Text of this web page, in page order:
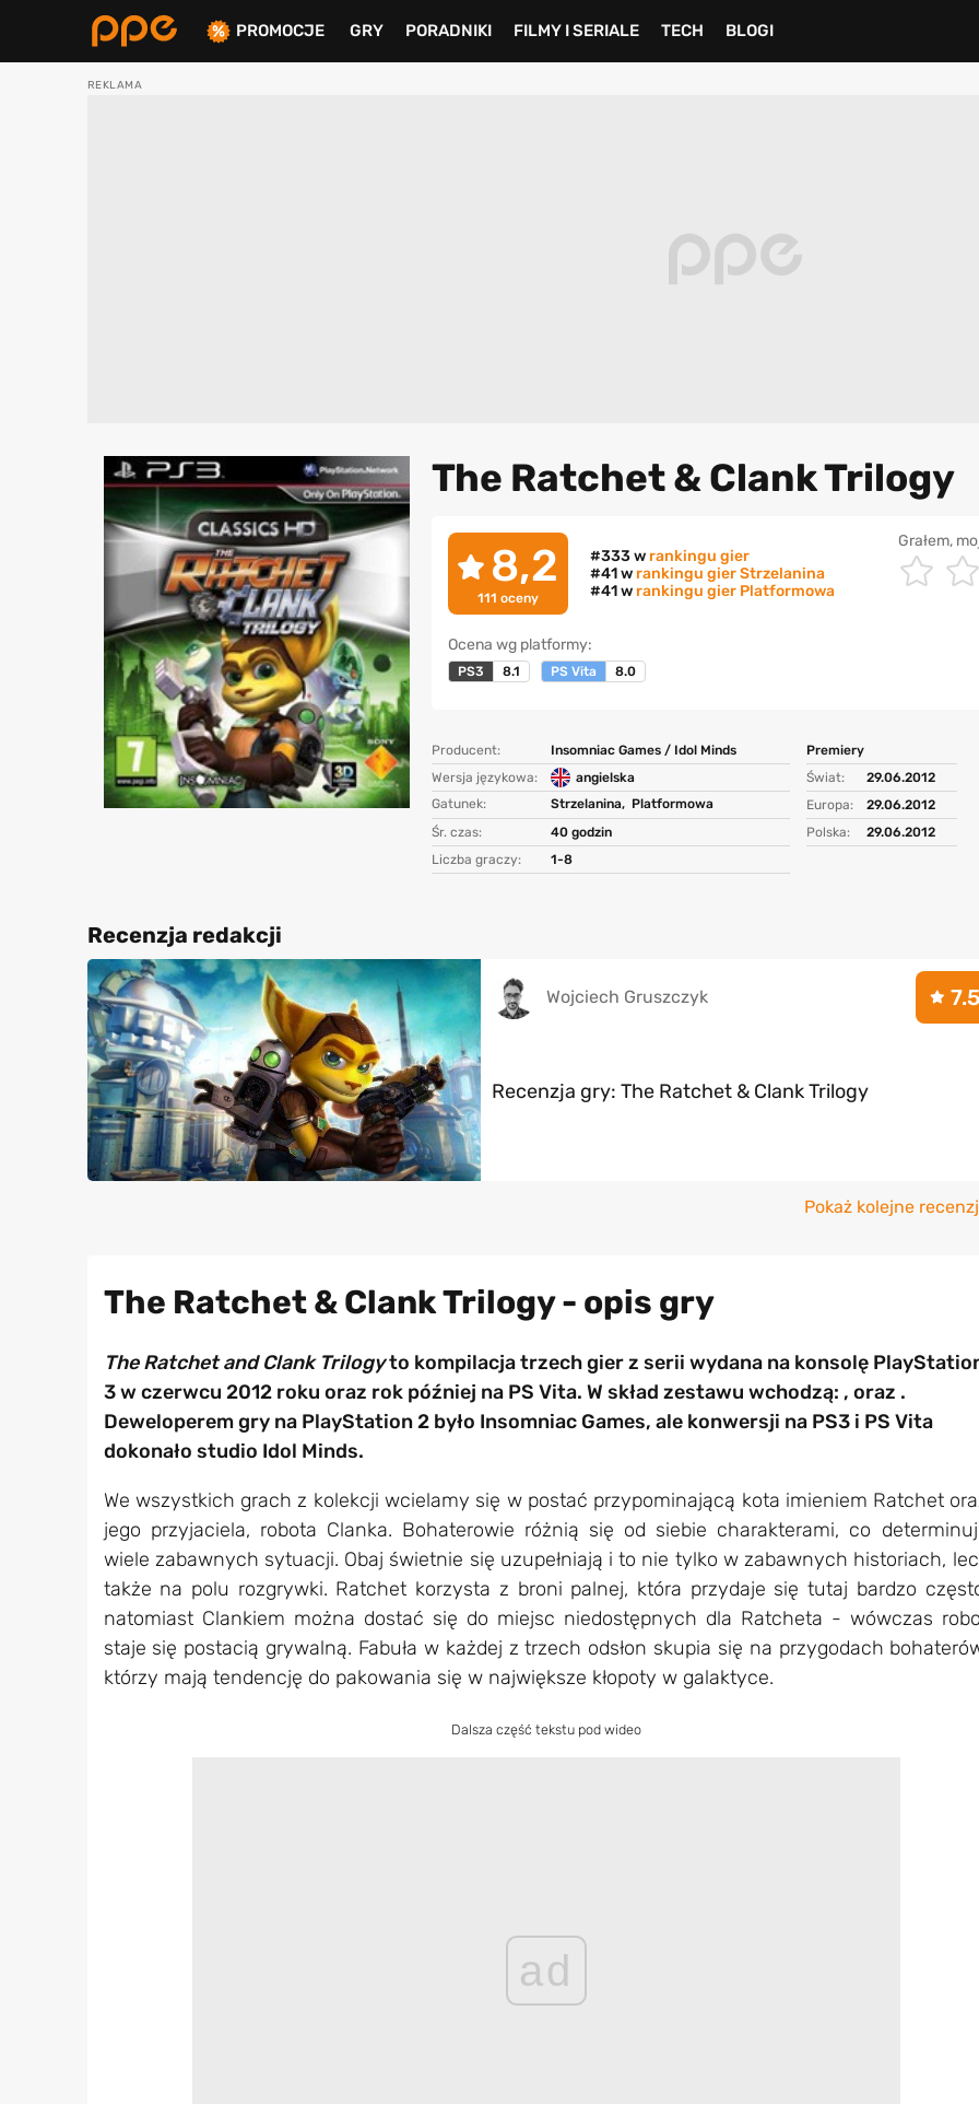
PROMOCJE GRY PORADNIKI FILMY I SERIALE TECH BLOGI
The Ratchet & Clank Trilogy
8,2
111 oceny
#333 w rankingu gier
#41 w rankingu gier Strzelanina
#41 w rankingu gier Platformowa
Ocena wg platformy:
PS3 8.1 PS Vita 8.0
Grałem,
Producent:
Insomniac Games / Idol Minds
Wersja językowa:
angielska
Gatunek:
Strzelanina, Platformowa
Śr. czas:
40 godzin
Liczba graczy:
1-8
Premiery
Świat:
29.06.2012
Europa:
29.06.2012
Polska:
29.06.2012
Recenzja redakcji
Wojciech Gruszczyk 7.5
Recenzja gry: The Ratchet & Clank Trilogy
Pokaż kolejne
The Ratchet & Clank Trilogy - opis gry
The Ratchet and Clank Trilogyto kompilacja trzech gier z serii wydana na konsolę
3 w czerwcu 2012 roku oraz rok później na PS Vita. W skład zestawu wchodzą: , oraz .
Deweloperem gry na PlayStation 2 było Insomniac Games, ale konwersji na PS3 i PS Vita
dokonało studio Idol Minds.
We wszystkich grach z kolekcji wcielamy się w postać przypominającą kota imieniem Ratchet
jego przyjaciela, robota Clanka. Bohaterowie różnią się od siebie charakterami, co
wiele zabawnych sytuacji. Obaj świetnie się uzupełniają i to nie tylko w zabawnych historiach,
także na polu rozgrywki. Ratchet korzysta z broni palnej, która przydaje się tutaj bardzo
natomiast Clankiem można dostać się do miejsc niedostępnych dla Ratcheta - wówczas
staje się postacią grywalną. Fabuła w każdej z trzech odsłon skupia się na przygodach
którzy mają tendencję do pakowania się w największe kłopoty w galaktyce.
Dalsza część tekstu pod wideo
ad